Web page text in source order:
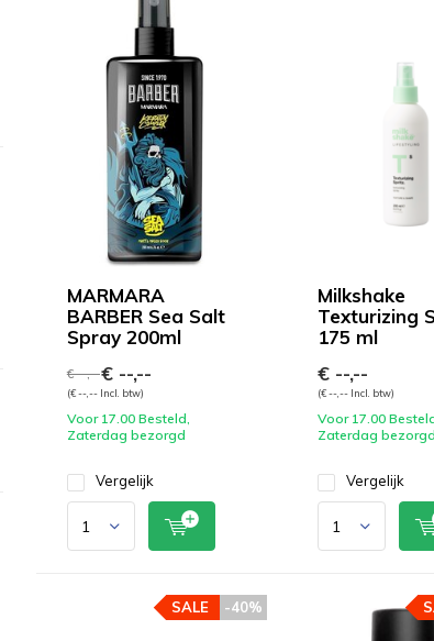
MARMARA
BARBER Sea Salt
Spray 200ml
€ --,--€ --,--
(€ --,-- Incl. btw)
Voor 17.00 Besteld,
Zaterdag bezorgd
Vergelijk
Milkshake
Texturizing
175 ml
€ --,--
(€ --,-- Incl. btw)
Voor 17.00
Zaterdag bezorgd
Vergelijk
-40%
SALE